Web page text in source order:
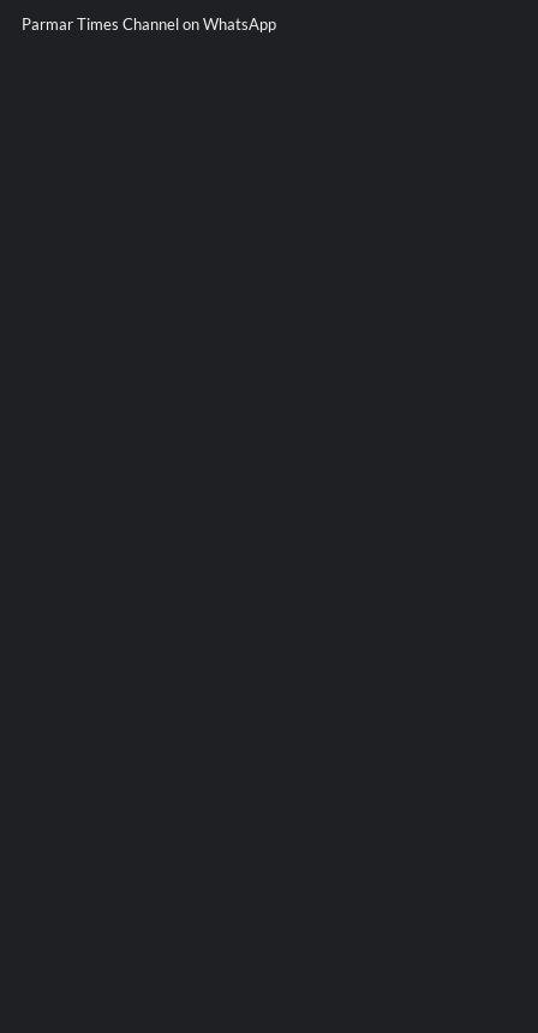
Parmar Times Channel on WhatsApp